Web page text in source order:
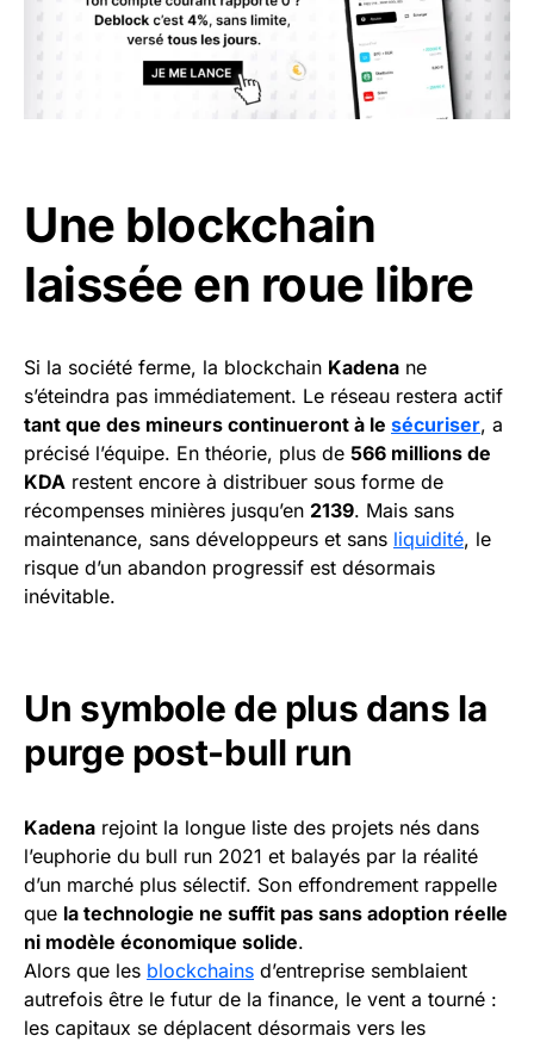
Une blockchain
laissée en roue libre
Si la société ferme, la blockchain Kadena ne
s’éteindra pas immédiatement. Le réseau restera actif
tant que des mineurs continueront à le sécuriser, a
précisé l’équipe. En théorie, plus de 566 millions de
KDA restent encore à distribuer sous forme de
récompenses minières jusqu’en 2139. Mais sans
maintenance, sans développeurs et sans liquidité, le
risque d’un abandon progressif est désormais
inévitable.
Un symbole de plus dans la
purge post-bull run
Kadena rejoint la longue liste des projets nés dans
l’euphorie du bull run 2021 et balayés par la réalité
d’un marché plus sélectif. Son effondrement rappelle
que la technologie ne suffit pas sans adoption réelle
ni modèle économique solide.
Alors que les blockchains d’entreprise semblaient
autrefois être le futur de la finance, le vent a tourné :
les capitaux se déplacent désormais vers les